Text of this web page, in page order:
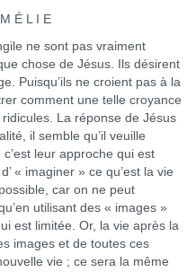
É L I E
ne sont pas vraiment
chose de Jésus. Ils désirent
Puisqu’ils ne croient pas à la
comment une telle croyance
La réponse de Jésus
il semble qu’il veuille
leur approche qui est
« imaginer » ce qu’est la vie
car on ne peut
utilisant des « images »
est limitée. Or, la vie après la
images et de toutes ces
vie ; ce sera la même